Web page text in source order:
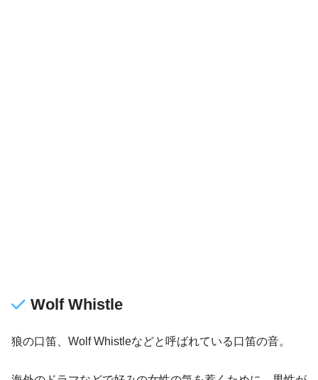
Wolf Whistle
狼の口笛、Wolf Whistleなどと呼ばれている口笛の音。